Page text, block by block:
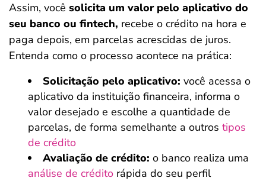
Assim, você solicita um valor pelo aplicativo do
seu banco ou fintech, recebe o crédito na hora e
paga depois, em parcelas acrescidas de juros.
Entenda como o processo acontece na prática:
Solicitação pelo aplicativo: você acessa o
aplicativo da instituição financeira, informa o
valor desejado e escolhe a quantidade de
parcelas, de forma semelhante a outros tipos
de crédito
Avaliação de crédito: o banco realiza uma
análise de crédito rápida do seu perfil